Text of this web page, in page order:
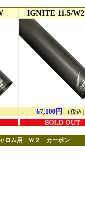
IGNITE 11.5/W2
67,100円 （税込）
ロム用 W２ カーボン